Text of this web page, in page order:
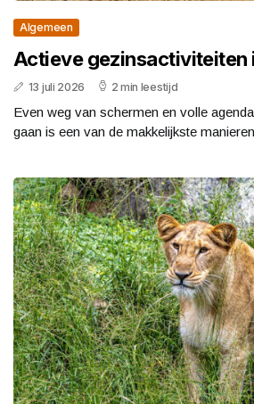
Algemeen
Actieve gezinsactiviteiten
13 juli 2026 2 min leestijd
Even weg van schermen en volle
gaan is een van de makkelijkste